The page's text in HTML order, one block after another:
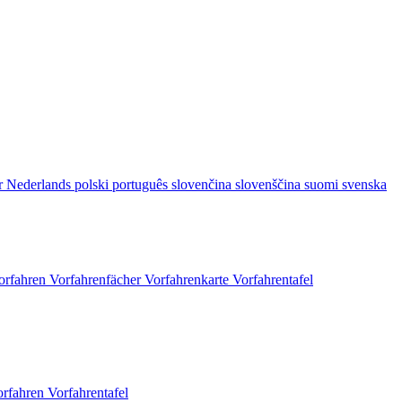
Nederlands polski português slovenčina slovenščina suomi svenska
VorfahrenfächerVorfahrenkarte Vorfahrentafel
Vorfahrentafel